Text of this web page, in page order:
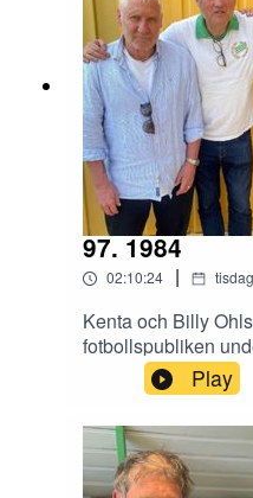
97. 1984
02:10:24 |
Kenta och Billy
fotbollspubliken
legendarer i
och Billy med flest
villan och pratade
Benjamin Thorén
Play